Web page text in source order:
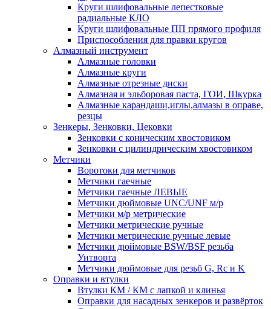
Круги шлифовальные лепестковые
радиальные КЛО
Круги шлифовальные ПП прямого профиля
Приспособления для правки кругов
Алмазный инструмент
Алмазные головки
Алмазные круги
Алмазные отрезные диски
Алмазная и эльборовая паста, ГОИ, Шкурка
Алмазные карандаши,иглы,алмазы в оправе,
резцы
Зенкеры, Зенковки, Цековки
Зенковки с коническим хвостовиком
Зенковки с цилиндрическим хвостовиком
Метчики
Воротоки для метчиков
Метчики гаечные
Метчики гаечные ЛЕВЫЕ
Метчики дюймовые UNC/UNF м/р
Метчики м/р метрические
Метчики метрические ручные
Метчики метрические ручные левые
Метчики дюймовые BSW/BSF резьба
Уитворта
Метчики дюймовые для резьб G, Rc и K
Оправки и втулки
Втулки КМ / КМ с лапкой и клинья
Оправки для насадных зенкеров и развёрток